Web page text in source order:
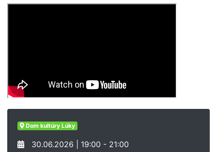
Dom kultúry Lúky
30.06.2026 | 19:00 - 21:00